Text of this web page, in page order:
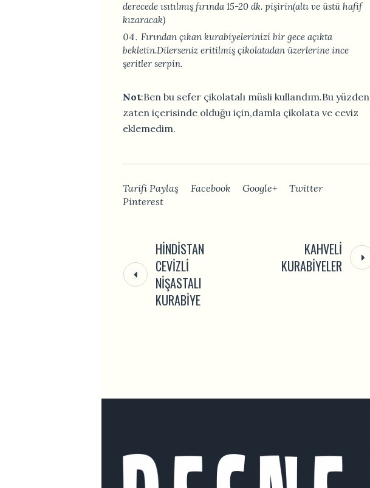
derecede ısıtılmış fırında 15-20 dk. pişirin(altı ve üstü hafif
kızaracak)
Fırından çıkan kurabiyelerinizi bir gece açıkta
bekletin.Dilerseniz eritilmiş çikolatadan üzerlerine ince
şeritler serpin.
Not:Ben bu sefer çikolatalı müsli kullandım.Bu yüzden
zaten içerisinde olduğu için,damla çikolata ve ceviz
eklemedim.
Tarifi Paylaş Facebook Google+
Twitter
Pinterest
HINDISTAN
CEVIZLI
NIŞASTALI
KURABIYE
KAHVELI
KURABIYELER